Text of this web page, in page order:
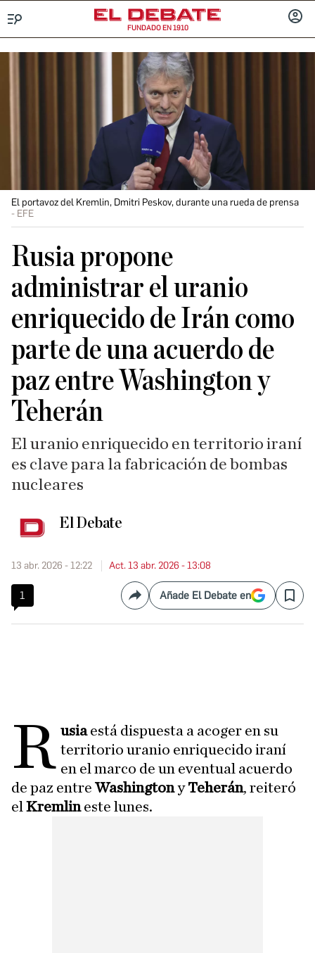
FUNDADO EN 1910
El portavoz del Kremlin, Dmitri Peskov, durante una rueda de prensa
EFE
Rusia propone
administrar el uranio
enriquecido de Irán como
parte de una acuerdo de
paz entre Washington y
Teherán
El uranio enriquecido en territorio iraní
es clave para la fabricación de bombas
nucleares
El Debate
13 abr. 2026 - 12:22 Act. 13 abr. 2026 - 13:08
1 CompartirAñade El Debate en Save
R usiaestá dispuesta a acoger en su
territorio uranio enriquecido iraní
en el marco de un eventual acuerdo
de paz entre WashingtonyTeherán, reiteró
el Kremlineste lunes.